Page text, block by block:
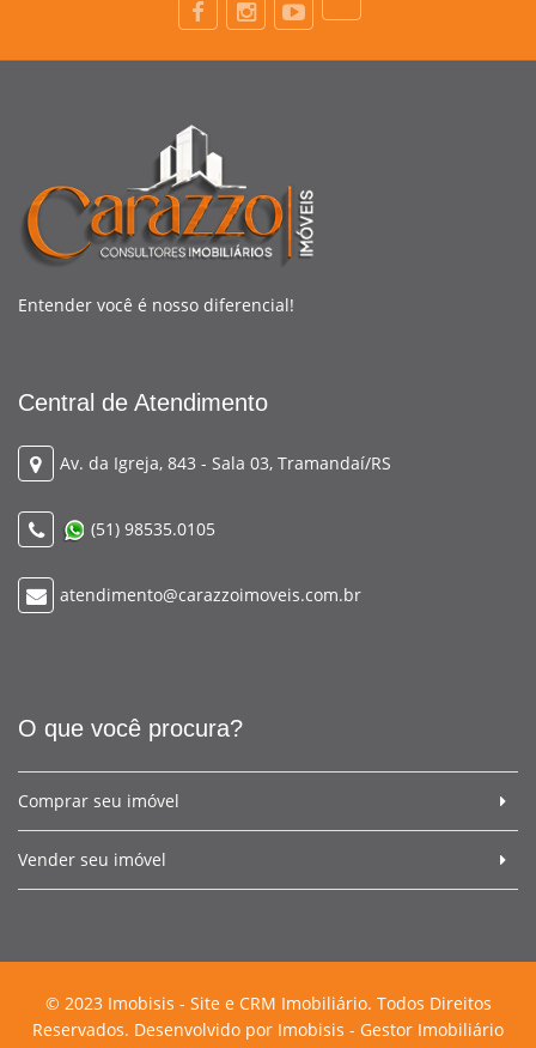
Entender você é nosso diferencial!
Central de Atendimento
Av. da Igreja, 843 - Sala 03, Tramandaí/RS
(51) 98535.0105
atendimento@carazzoimoveis.com.br
O que você procura?
Comprar seu imóvel
Vender seu imóvel
© 2023 Imobisis - Site e CRM Imobiliário. Todos Direitos
Reservados. Desenvolvido por Imobisis - Gestor Imobiliário